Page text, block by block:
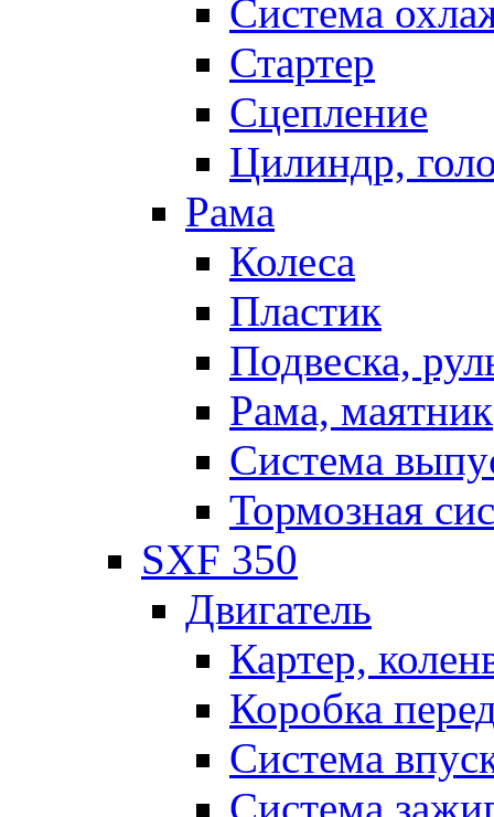
Система
Стартер
Сцепление
Цилиндр,
Рама
Колеса
Пластик
Подвеска,
Рама, маятник
Система
Тормозная
SXF 350
Двигатель
Картер,
Коробка
Система
Система